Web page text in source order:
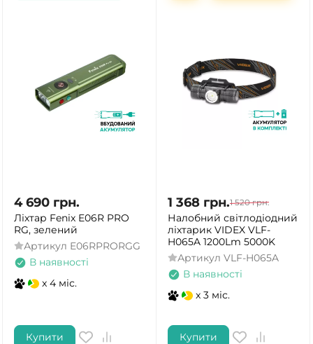
4 690 грн.
Ліхтар Fenix E06R PRO
RG, зелений
Артикул E06RPRORGG
В наявності
x 4 міс.
Купити
1 368 грн.1 520 грн.
Налобний світлодіодний
ліхтарик VIDEX VLF-
H065A 1200Lm 5000K
Артикул VLF-H065A
В наявності
x 3 міс.
Купити